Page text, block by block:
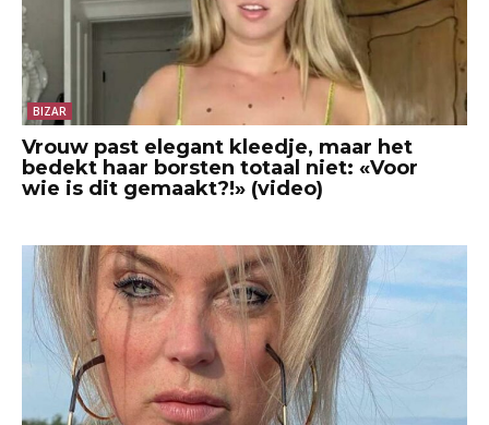
BIZAR
Vrouw past elegant kleedje, maar het
bedekt haar borsten totaal niet: «Voor
wie is dit gemaakt?!» (video)